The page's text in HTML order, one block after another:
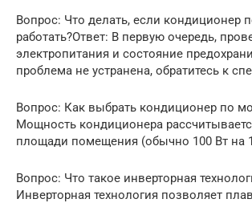
Вопрос: Что делать, если кондиционер
работать?Ответ: В первую очередь,
электропитания и состояние
проблема не устранена, обратитесь к
Вопрос: Как выбрать кондиционер по
Мощность кондиционера
площади помещения (обычно 100 Вт на
Вопрос: Что такое инверторная
Инверторная технология позволяет